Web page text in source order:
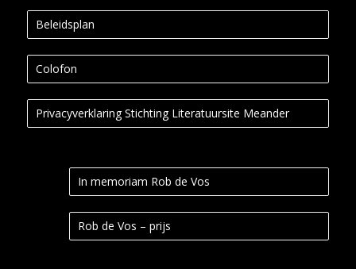
Beleidsplan
Colofon
Privacyverklaring Stichting Literatuursite Meander
In memoriam Rob de Vos
Rob de Vos – prijs